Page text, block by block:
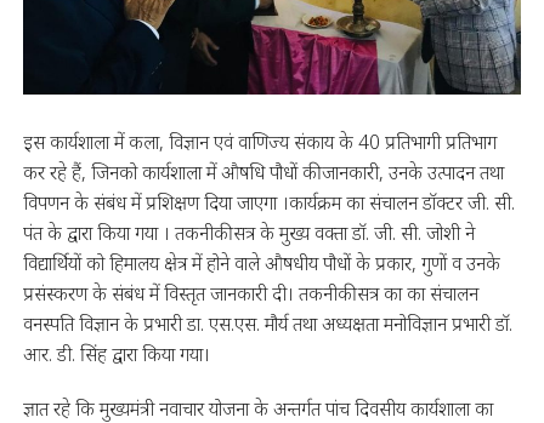
इस कार्यशाला में कला, विज्ञान एवं वाणिज्य संकाय के 40 प्रतिभागी प्रतिभाग
कर रहे हैं, जिनको कार्यशाला में औषधि पौधों की जानकारी, उनके उत्पादन तथा
विपणन के संबंध में प्रशिक्षण दिया जाएगा ।कार्यक्रम का संचालन डॉक्टर जी. सी.
पंत के द्वारा किया गया । तकनीकी सत्र के मुख्य वक्ता डॉ. जी. सी. जोशी ने
विद्यार्थियों को हिमालय क्षेत्र में होने वाले औषधीय पौधों के प्रकार, गुणों व उनके
प्रसंस्करण के संबंध में विस्तृत जानकारी दी। तकनीकी सत्र का का संचालन
वनस्पति विज्ञान के प्रभारी डा. एस.एस. मौर्य तथा अध्यक्षता मनोविज्ञान प्रभारी डॉ.
आर. डी. सिंह द्वारा किया गया।
ज्ञात रहे कि मुख्यमंत्री नवाचार योजना के अन्तर्गत पांच दिवसीय कार्यशाला का